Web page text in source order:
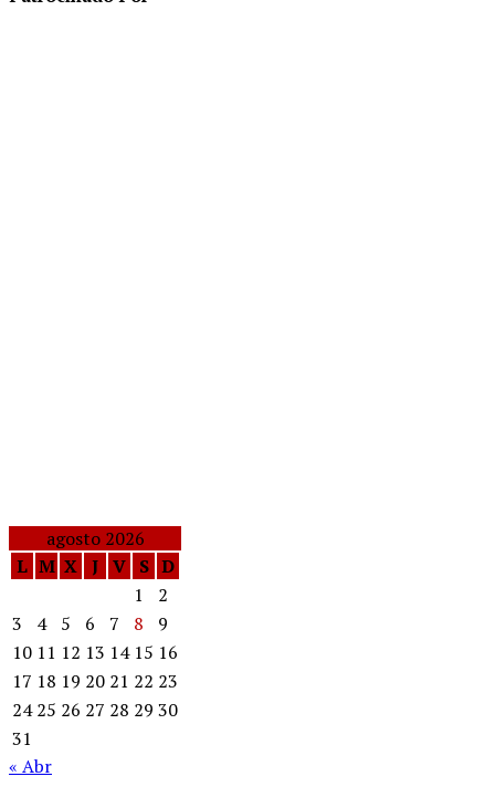
agosto 2026
L M X J V S D
1
2
3
4 5 6 7 8
9
10 11 12 13 14 15 16
17 18 19 20 21 22 23
24 25 26 27 28 29 30
31
« Abr